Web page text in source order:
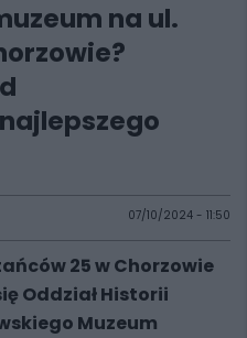
na ul.
07/10/2024 - 11:50
25 w Chorzowie
Oddział Historii
Muzeum